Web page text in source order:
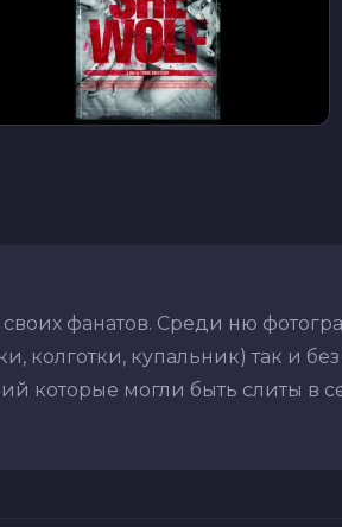
фанатов. Среди ню
купальник) так и без
которые могли быть слиты в